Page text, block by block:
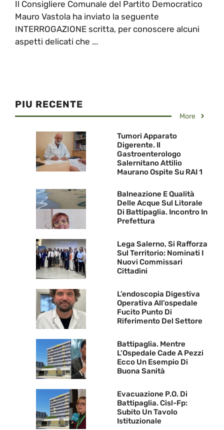
Il Consigliere Comunale del Partito Democratico
Mauro Vastola ha inviato la seguente
INTERROGAZIONE scritta, per conoscere alcuni
aspetti delicati che ...
PIU RECENTE
More
Tumori Apparato
Digerente. Il
Gastroenterologo
Salernitano Attilio
Maurano Ospite Su RAI 1
Balneazione E Qualità
Delle Acque Sul Litorale
Di Battipaglia. Incontro In
Prefettura
Lega Salerno, Si Rafforza
Sul Territorio: Nominati I
Nuovi Commissari
Cittadini
L’endoscopia Digestiva
Operativa All’ospedale
Fucito Punto Di
Riferimento Del Settore
Battipaglia. Mentre
L’Ospedale Cade A Pezzi
Ecco Un Esempio Di
Buona Sanità
Evacuazione P.O. Di
Battipaglia. Cisl-Fp:
Subito Un Tavolo
Istituzionale